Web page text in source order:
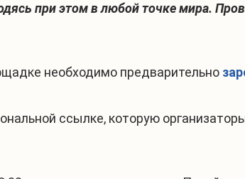
при этом в любой точке мира.
необходимо предварительно
ссылке, которую